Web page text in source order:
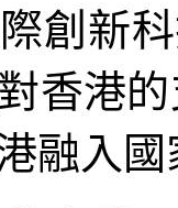
創新
香港
融入